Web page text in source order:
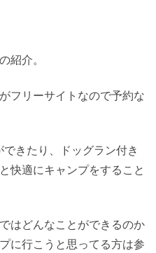
紹介。
フリーサイトなので予約な
きたり、ドッグラン付き
快適にキャンプをすること
はどんなことができるのか
に行こうと思ってる方は参